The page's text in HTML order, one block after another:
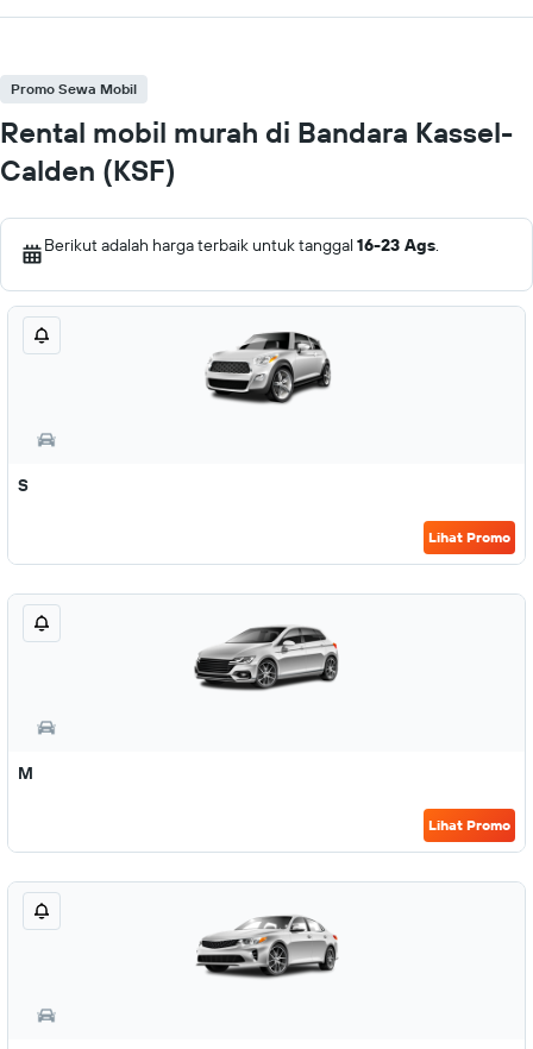
Promo Sewa Mobil
Rental mobil murah di Bandara Kassel-
Calden (KSF)
Berikut adalah harga terbaik untuk tanggal 16-23 Ags.
S
Lihat Promo
M
Lihat Promo